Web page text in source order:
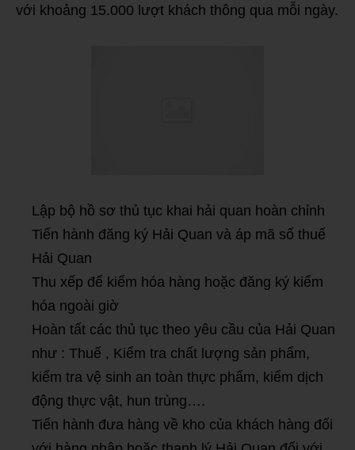
với khoảng 15.000 lượt khách thông qua mỗi ngày.
Lập bộ hồ sơ thủ tục khai hải quan hoàn chỉnh
Tiến hành đăng ký Hải Quan và áp mã số thuế
Hải Quan
Thu xếp để kiểm hóa hàng hoặc đăng ký kiểm
hóa ngoài giờ
Hoàn tất các thủ tục theo yêu cầu của Hải Quan
như : Thuế , Kiểm tra chất lượng sản phẩm,
kiểm tra vệ sinh an toàn thực phẩm, kiểm dịch
động thực vật, hun trùng….
Tiến hành đưa hàng về kho của khách hàng đối